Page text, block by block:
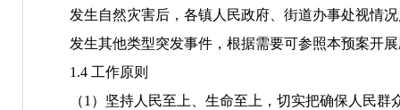
发生自然灾害后，各镇人民政府、街道办事处视情况
发生其他类型突发事件，根据需要可参照本预案开展
1.4 工作原则
（1 ）坚持人民至上、生命至上 ，切实把确保人民群